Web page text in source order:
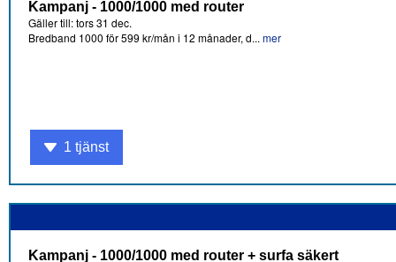
Kampanj - 1000/1000 med router
Gäller till: tors 31 dec.
Bredband 1000 för 599 kr/mån i 12 månader, d... mer
1 tjänst
Kampanj - 1000/1000 med router + surfa säkert